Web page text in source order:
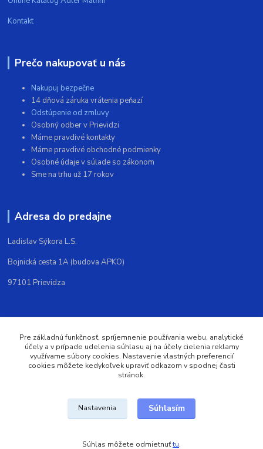
Kontakt
Prečo nakupovať u nás
Nakupuj bezpečne
14 dňová záruka vrátenia peňazí
Odstúpenie od zmluvy
Osobný odber v Prievidzi
Máme pravdivé kontakty
Máme pravdivé obchodné podmienky
Osobné údaje v súlade so zákonom
Sme na trhu už 17 rokov
Adresa do predajne
Ladislav Sýkora L.S.
Bojnická cesta 1A (budova APKO)
97101 Prievidza
Ladislav Sýkora
+421903572388
Pre základnú funkčnosť, spríjemnenie používania webu, analytické
účely a v prípade udelenia súhlasu aj na účely cielenia reklamy
využívame súbory cookies. Nastavenie vlastných preferencií
cookies môžete kedykoľvek upraviť odkazom v spodnej časti
stránok.
Nastavenia Súhlasím
Súhlas môžete odmietnuťtu.